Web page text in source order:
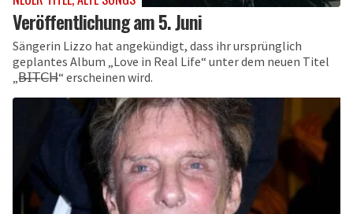
Veröffentlichung am 5. Juni
Sängerin Lizzo hat angekündigt, dass ihr ursprünglich
geplantes Album „Love in Real Life“ unter dem neuen Titel
„𝖡̶𝖨̶𝖳̶𝖢̶𝖧̶“ erscheinen wird.